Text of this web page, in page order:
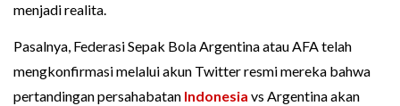
menjadi realita.
Pasalnya, Federasi Sepak Bola Argentina atau AFA telah
mengkonfirmasi melalui akun Twitter resmi mereka bahwa
pertandingan persahabatan Indonesia vs Argentina akan